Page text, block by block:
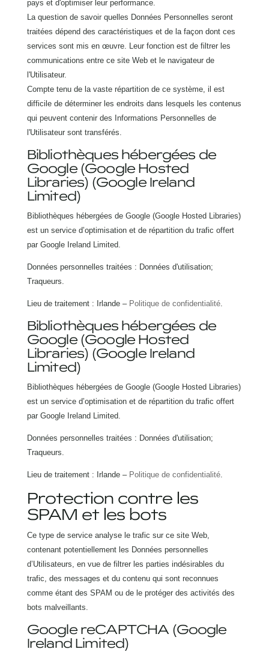
pays et d'optimiser leur performance.
La question de savoir quelles Données Personnelles seront
traitées dépend des caractéristiques et de la façon dont ces
services sont mis en œuvre. Leur fonction est de filtrer les
communications entre ce site Web et le navigateur de
l'Utilisateur.
Compte tenu de la vaste répartition de ce système, il est
difficile de déterminer les endroits dans lesquels les contenus
qui peuvent contenir des Informations Personnelles de
l'Utilisateur sont transférés.
Bibliothèques hébergées de
Google (Google Hosted
Libraries) (Google Ireland
Limited)
Bibliothèques hébergées de Google (Google Hosted Libraries)
est un service d’optimisation et de répartition du trafic offert
par Google Ireland Limited.
Données personnelles traitées : Données d'utilisation;
Traqueurs.
Lieu de traitement : Irlande – Politique de confidentialité.
Bibliothèques hébergées de
Google (Google Hosted
Libraries) (Google Ireland
Limited)
Bibliothèques hébergées de Google (Google Hosted Libraries)
est un service d’optimisation et de répartition du trafic offert
par Google Ireland Limited.
Données personnelles traitées : Données d'utilisation;
Traqueurs.
Lieu de traitement : Irlande – Politique de confidentialité.
Protection contre les
SPAM et les bots
Ce type de service analyse le trafic sur ce site Web,
contenant potentiellement les Données personnelles
d’Utilisateurs, en vue de filtrer les parties indésirables du
trafic, des messages et du contenu qui sont reconnues
comme étant des SPAM ou de le protéger des activités des
bots malveillants.
Google reCAPTCHA (Google
Ireland Limited)